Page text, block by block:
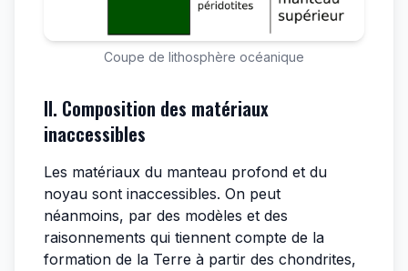
Coupe de lithosphère océanique
II. Composition des matériaux
inaccessibles
Les matériaux du manteau profond et du
noyau sont inaccessibles. On peut
néanmoins, par des modèles et des
raisonnements qui tiennent compte de la
formation de la Terre à partir des chondrites,